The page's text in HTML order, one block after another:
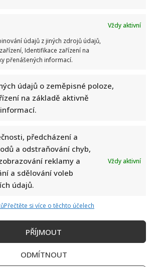
Vždy aktivní
údajů z jiných zdrojů údajů,
Identifikace zařízení na
přenášených informací.
údajů o zeměpisné poloze,
na základě aktivně
předcházení a
a odstraňování chyb,
reklamy a
a sdělování voleb
údajů.
Vždy aktivní
Přečtěte si více o těchto účelech
PŘÍJMOUT
ODMÍTNOUT
nebude zveřejněna.
jsou označeny